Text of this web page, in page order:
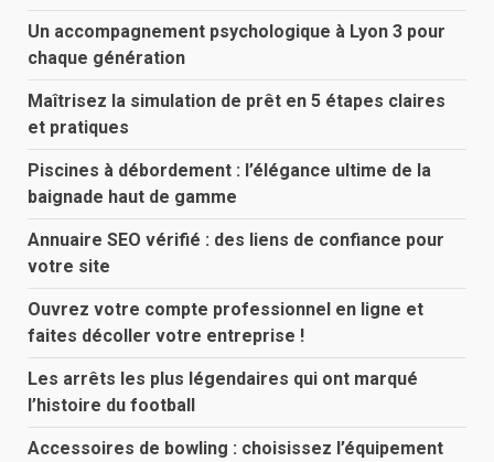
Un accompagnement psychologique à Lyon 3 pour
chaque génération
Maîtrisez la simulation de prêt en 5 étapes claires
et pratiques
Piscines à débordement : l’élégance ultime de la
baignade haut de gamme
Annuaire SEO vérifié : des liens de confiance pour
votre site
Ouvrez votre compte professionnel en ligne et
faites décoller votre entreprise !
Les arrêts les plus légendaires qui ont marqué
l’histoire du football
Accessoires de bowling : choisissez l’équipement